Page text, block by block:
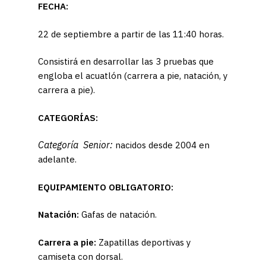
FECHA:
22 de septiembre a partir de las 11:40 horas.
Consistirá en desarrollar las 3 pruebas que
engloba el acuatlón (carrera a pie, natación, y
carrera a pie).
CATEGORÍAS:
Categoría Senior: nacidos desde 2004 en
adelante.
EQUIPAMIENTO OBLIGATORIO:
Natación: Gafas de natación.
Carrera a pie: Zapatillas deportivas y
camiseta con dorsal.